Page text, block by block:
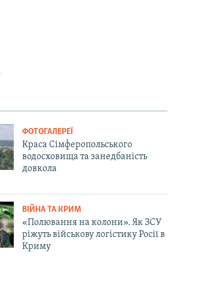
ФОТОГАЛЕРЕЇ
Краса Сімферопольського
водосховища та занедбаність
довкола
ВІЙНА ТА КРИМ
«Полювання на колони». Як ЗСУ
ріжуть військову логістику Росії в
Криму